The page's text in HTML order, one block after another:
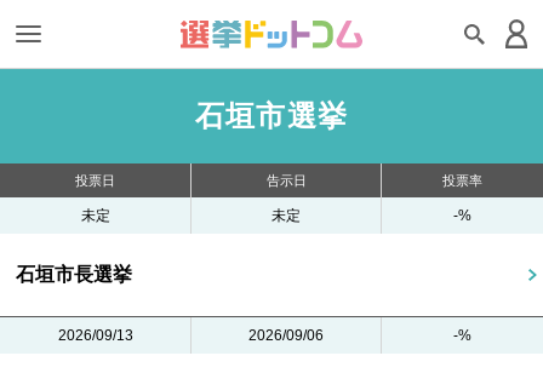
石垣市選挙
投票日 告示日 投票率
未定 未定 -%
石垣市長選挙
2026/09/13 2026/09/06 -%